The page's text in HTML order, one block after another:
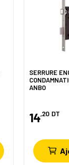
SERRURE
ANBO
14,20 DT